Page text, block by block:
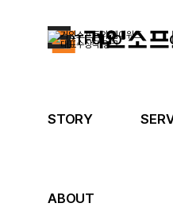
PORTFOLIO
STORY
ABOUT